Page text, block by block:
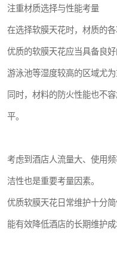
注重材质选择与性能考量
在选择软膜天花时，材质的
优质的软膜天花应当具备良
游泳池等湿度较高的区域尤为
同时，材料的防火性能也不
平。
考虑到酒店人流量大、使用
洁性也是重要考量因素。
优质软膜天花日常维护十分
能有效降低酒店的长期维护成